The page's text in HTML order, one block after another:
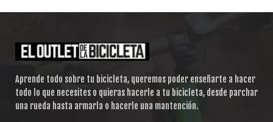
Aprende todo sobre tu bicicleta, queremos poder enseñarte a hacer
todo lo que necesites o quieras hacerle a tu bicicleta, desde parchar
una rueda hasta armarla o hacerle una mantención.